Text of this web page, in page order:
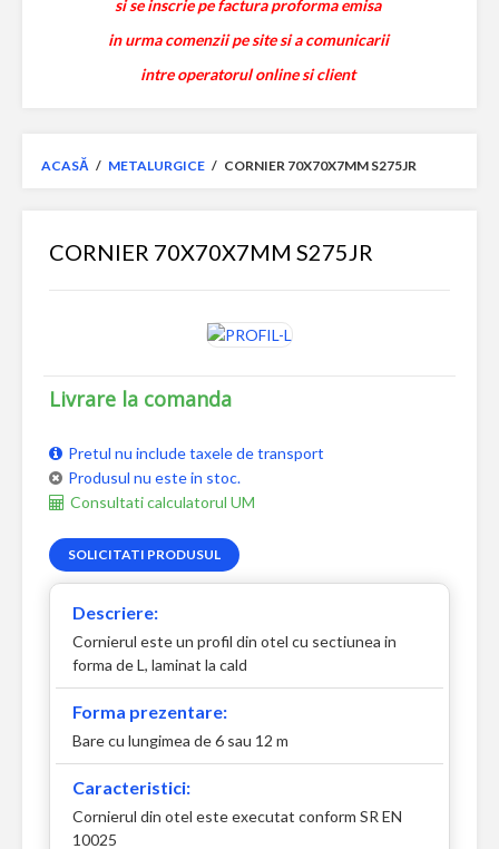
si se inscrie pe factura proforma emisa
in urma comenzii pe site si a comunicarii
intre operatorul online si client
ACASĂ / METALURGICE / CORNIER 70X70X7MM S275JR
CORNIER 70X70X7MM S275JR
Livrare la comanda
Pretul nu include taxele de transport
Produsul nu este in stoc.
Consultati calculatorul UM
SOLICITATI PRODUSUL
Descriere:
Cornierul este un profil din otel cu sectiunea in
forma de L, laminat la cald
Forma prezentare:
Bare cu lungimea de 6 sau 12 m
Caracteristici:
Cornierul din otel este executat conform SR EN
10025